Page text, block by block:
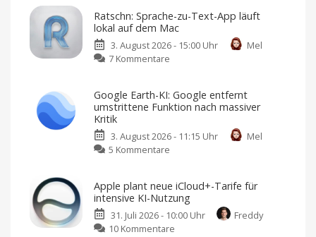
mit
erster
Betaversion
Geeignet
für
neues
AI-
Fokus?
Ratschn: Sprache-zu-Text-App läuft
lokal auf dem Mac
3. August 2026 - 15:00 Uhr
Mel
7 Kommentare
zu-
Text-
läuft
dem
Mac
Mit
Testphase,
und
Google Earth-KI: Google entfernt
umstrittene Funktion nach massiver
Kritik
3. August 2026 - 11:15 Uhr
Mel
5 Kommentare
KI:
Google
entfernt
umstrittene
Apple plant neue iCloud+-Tarife für
intensive KI-Nutzung
31. Juli 2026 - 10:00 Uhr
Freddy
10 Kommentare